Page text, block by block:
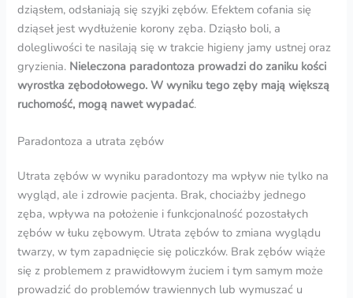
dziąsłem, odsłaniają się szyjki zębów. Efektem cofania się
dziąseł jest wydłużenie korony zęba. Dziąsło boli, a
dolegliwości te nasilają się w trakcie higieny jamy ustnej oraz
gryzienia. Nieleczona paradontoza prowadzi do zaniku kości
wyrostka zębodołowego. W wyniku tego zęby mają większą
ruchomość, mogą nawet wypadać.
Paradontoza a utrata zębów
Utrata zębów w wyniku paradontozy ma wpływ nie tylko na
wygląd, ale i zdrowie pacjenta. Brak, chociażby jednego
zęba, wpływa na położenie i funkcjonalność pozostałych
zębów w łuku zębowym. Utrata zębów to zmiana wyglądu
twarzy, w tym zapadnięcie się policzków. Brak zębów wiąże
się z problemem z prawidłowym żuciem i tym samym może
prowadzić do problemów trawiennych lub wymuszać u